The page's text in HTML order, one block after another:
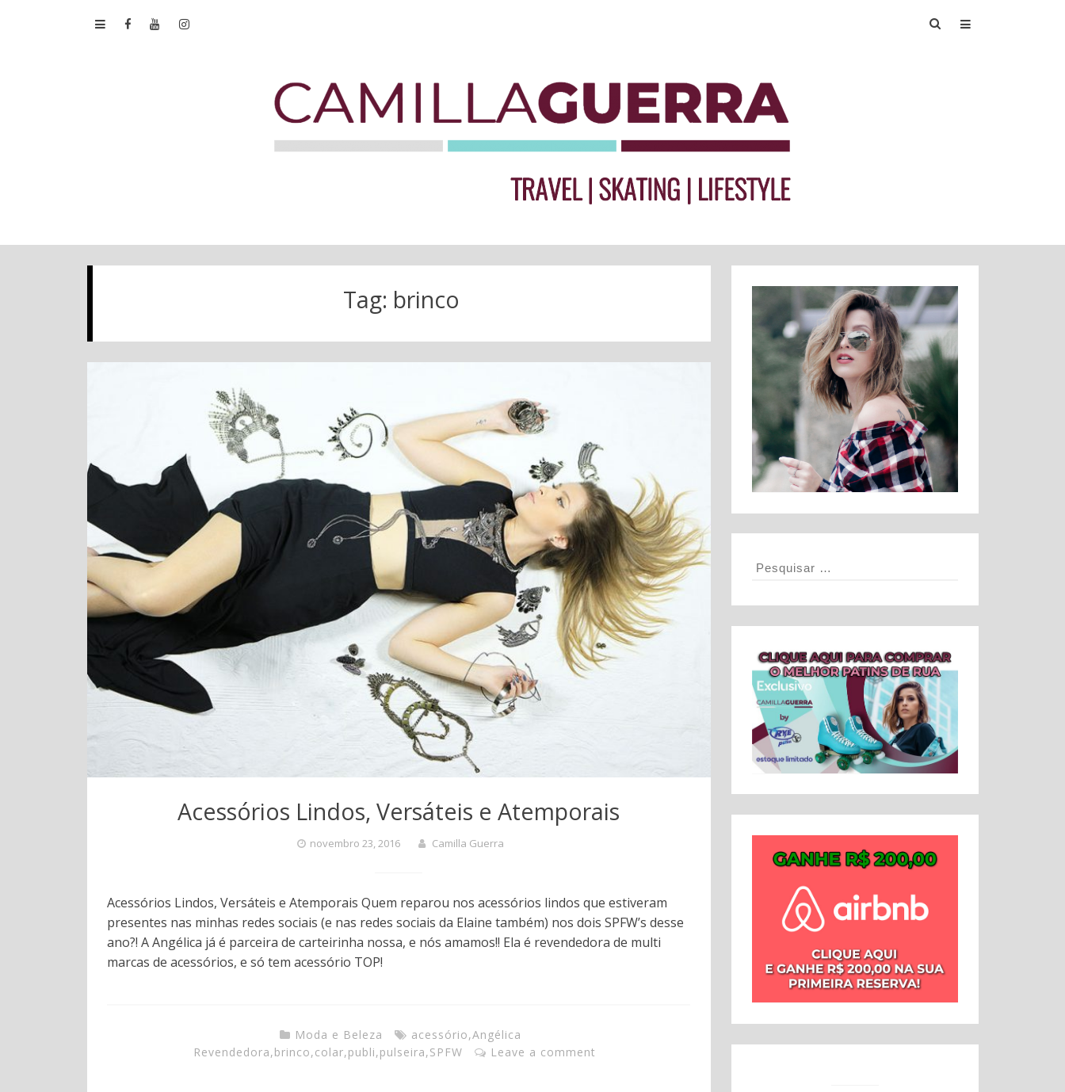
Tag: brinco
Acessórios Lindos, Versáteis e Atemporais
novembro 23, 2016 Camilla Guerra
Acessórios Lindos, Versáteis e Atemporais Quem reparou nos acessórios lindos que estiveram
presentes nas minhas redes sociais (e nas redes sociais da Elaine também) nos dois SPFW’s desse
ano?! A Angélica já é parceira de carteirinha nossa, e nós amamos!! Ela é revendedora de multi
marcas de acessórios, e só tem acessório TOP!
Moda e Beleza acessório,Angélica
Revendedora,brinco,colar,publi,pulseira,SPFW Leave a comment